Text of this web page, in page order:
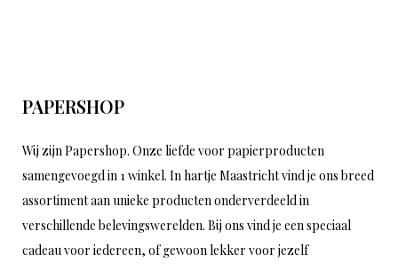
PAPERSHOP
Wij zijn Papershop. Onze liefde voor papierproducten
samengevoegd in 1 winkel. In hartje Maastricht vind je ons breed
assortiment aan unieke producten onderverdeeld in
verschillende belevingswerelden. Bij ons vind je een speciaal
cadeau voor iedereen, of gewoon lekker voor jezelf